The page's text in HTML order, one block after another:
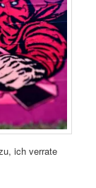
ich verrate